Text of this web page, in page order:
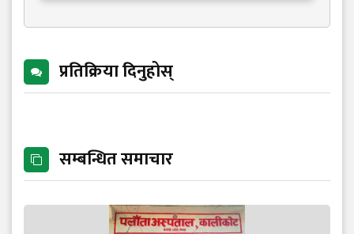
प्रतिक्रिया दिनुहोस्
सम्बन्धित समाचार